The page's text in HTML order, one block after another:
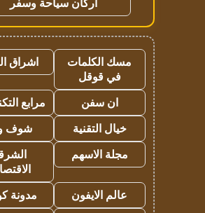
مسك الكلمات
في قوقل
اشراق
ان سفن
مرابع
خيال التقنية
شوف
مجلة الاسهم
عالم الايفون
مدونة